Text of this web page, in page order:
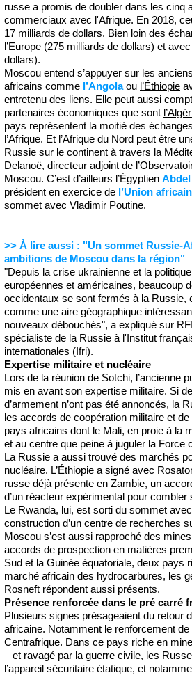
russe a promis de doubler dans les cinq
commerciaux avec l'Afrique. En 2018,
17 milliards de dollars. Bien loin des
l’Europe (275 milliards de dollars) et
dollars).
Moscou entend s’appuyer sur les
africains comme l’Angolaou l’Éthiopie
entretenu des liens. Elle peut aussi
partenaires économiques que sont
pays représentent la moitié des
l’Afrique. Et l’Afrique du Nord peut être
Russie sur le continent à travers la
Delanoë, directeur adjoint de
Moscou. C’est d’ailleurs l’Égyptien
président en exercice de l’Union
sommet avec Vladimir Poutine.
>> À lire aussi : "Un sommet Russie-
ambitions de Moscou dans la région"
"Depuis la crise ukrainienne et la
européennes et américaines, beaucoup
occidentaux se sont fermés à la Russie,
comme une aire géographique
nouveaux débouchés", a expliqué sur
spécialiste de la Russie à l'Institut
internationales (Ifri).
Expertise militaire et nucléaire
Lors de la réunion de Sotchi, l’ancienne
mis en avant son expertise militaire. Si
d’armement n’ont pas été annoncés, la
les accords de coopération militaire et
pays africains dont le Mali, en proie à la
et au centre que peine à juguler la Force
La Russie a aussi trouvé des marchés
nucléaire. L’Éthiopie a signé avec
russe déjà présente en Zambie, un
d’un réacteur expérimental pour combler
Le Rwanda, lui, est sorti du sommet
construction d’un centre de recherches
Moscou s’est aussi rapproché des
accords de prospection en matières
Sud et la Guinée équatoriale, deux pays
marché africain des hydrocarbures, les
Rosneft répondent aussi présents.
Présence renforcée dans le pré carré
Plusieurs signes présageaient du retour
africaine. Notamment le renforcement
Centrafrique. Dans ce pays riche en
– et ravagé par la guerre civile, les
l’appareil sécuritaire étatique, et